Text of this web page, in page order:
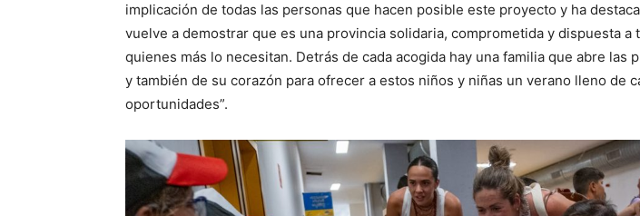
implicación de todas las personas que hacen posible este proyecto y ha
vuelve a demostrar que es una provincia solidaria, comprometida y dispuesta a
quienes más lo necesitan. Detrás de cada acogida hay una familia que abre las
y también de su corazón para ofrecer a estos niños y niñas un verano lleno de
oportunidades”.